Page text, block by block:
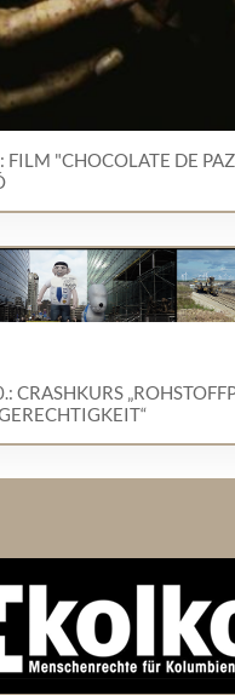
FILM "CHOCOLATE DE
CRASHKURS